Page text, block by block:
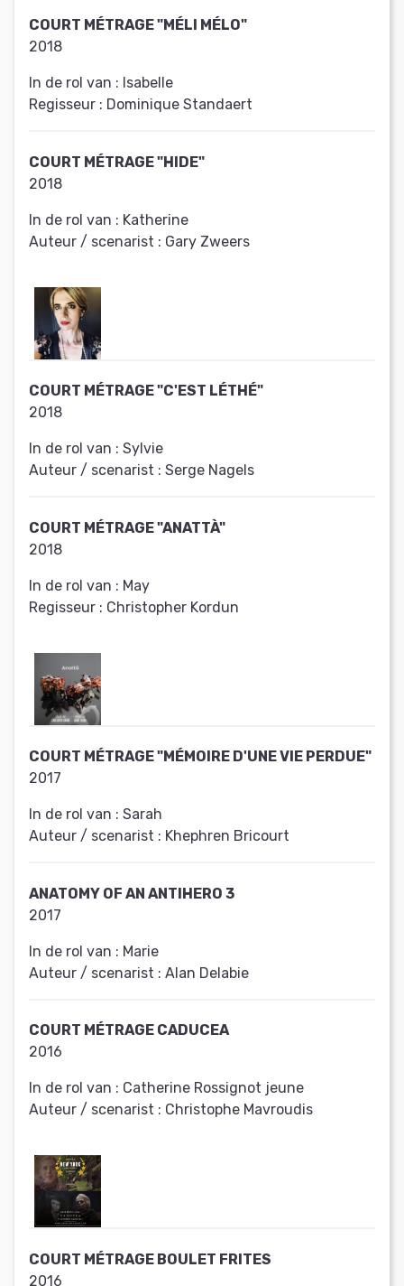
COURT MÉTRAGE "MÉLI MÉLO"
2018
In de rol van : Isabelle
Regisseur : Dominique Standaert
COURT MÉTRAGE "HIDE"
2018
In de rol van : Katherine
Auteur / scenarist : Gary Zweers
COURT MÉTRAGE "C'EST LÉTHÉ"
2018
In de rol van : Sylvie
Auteur / scenarist : Serge Nagels
COURT MÉTRAGE "ANATTÀ"
2018
In de rol van : May
Regisseur : Christopher Kordun
COURT MÉTRAGE "MÉMOIRE D'UNE VIE PERDUE"
2017
In de rol van : Sarah
Auteur / scenarist : Khephren Bricourt
ANATOMY OF AN ANTIHERO 3
2017
In de rol van : Marie
Auteur / scenarist : Alan Delabie
COURT MÉTRAGE CADUCEA
2016
In de rol van : Catherine Rossignot jeune
Auteur / scenarist : Christophe Mavroudis
COURT MÉTRAGE BOULET FRITES
2016